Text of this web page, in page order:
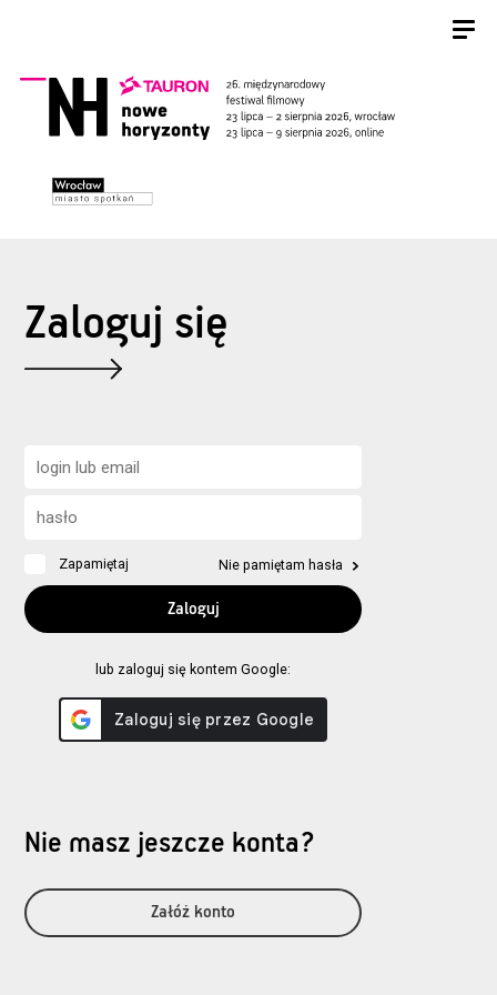
Zaloguj się
Zapamiętaj Nie pamiętam hasła
lub zaloguj się kontem Google:
Nie masz jeszcze konta?
Załóż konto